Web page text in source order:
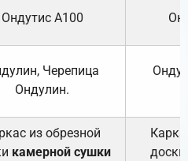
Ондутис А100
Черепица
Ондулин.
из обрезной
камерной сушки
доски